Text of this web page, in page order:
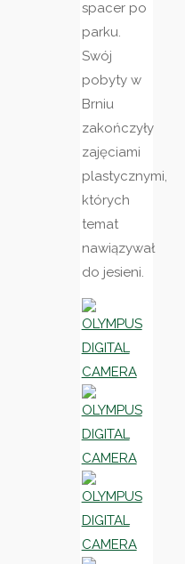
spacer po
parku.
Swój
pobyty w
Brniu
zakończyły
zajęciami
plastycznymi,
których
temat
nawiązywał
do jesieni.